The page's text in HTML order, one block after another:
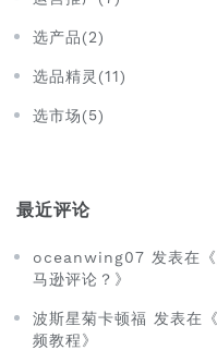
选产品(2)
选品精灵(11)
选市场(5)
最近评论
oceanwing07 发表在《
马逊评论？》
波斯星菊卡顿福 发表在
频教程》